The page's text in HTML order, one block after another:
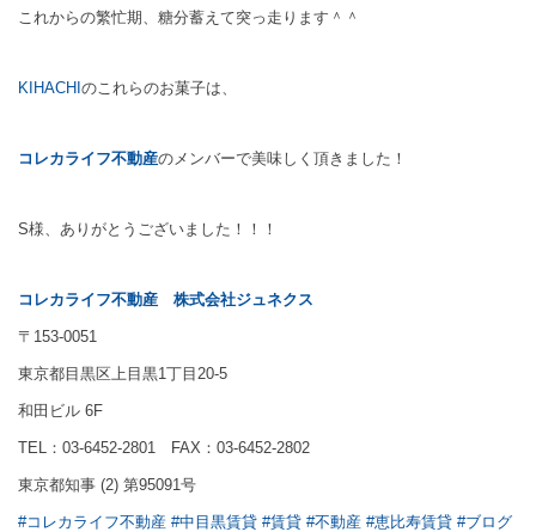
これからの繁忙期、糖分蓄えて突っ走ります＾＾
KIHACHI のこれらのお菓子は、
コレカライフ不動産のメンバーで美味しく頂きました！
S様、ありがとうございました！！！
コレカライフ不動産 株式会社ジュネクス
〒153-0051
東京都目黒区上目黒1丁目20-5
和田ビル 6F
TEL：03-6452-2801 FAX：03-6452-2802
東京都知事 (2) 第95091号
#コレカライフ不動産 #中目黒賃貸 #賃貸 #不動産 #恵比寿賃貸 #ブログ